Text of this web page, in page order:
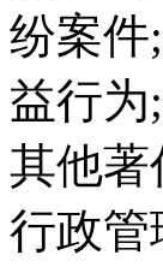
纷案件
益行
其他著
行政管